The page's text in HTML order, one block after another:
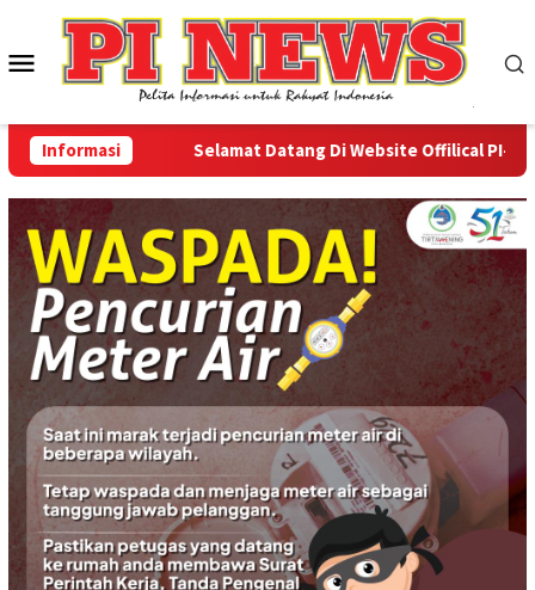
konten
Menu
Mobile
Informasi Selamat Datang Di Website Offilical PI-